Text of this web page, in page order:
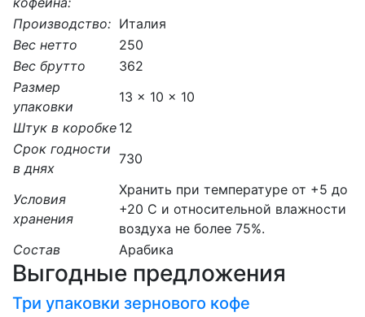
Производство: Италия
Вес нетто
250
Вес брутто
362
Размер
упаковки
13 x 10 x 10
Штук в коробке 12
Срок годности
в днях
730
Условия
хранения
Хранить при температуре от +5 до
+20 C и относительной влажности
воздуха не более 75%.
Состав
Арабика
Выгодные предложения
Три упаковки зернового кофе